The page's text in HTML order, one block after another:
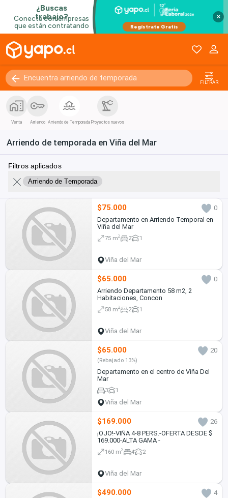
×
FILTRAR
Venta Arriendo Arriendo de Temporada Proyectos nuevos
Arriendo de temporada en Viña del Mar
Filtros aplicados
Arriendo de Temporada
$75.000
0
Departamento en Arriendo Temporal en
Viña del Mar
75 m2 2 1
Viña del Mar
$65.000
0
Arriendo Departamento 58 m2, 2
Habitaciones, Concon
58 m2 2 1
Viña del Mar
$65.000 20
(Rebajado 13%)
Departamento en el centro de Viña Del
Mar
3 1
Viña del Mar
$169.000
26
¡OJO!-VIÑA 4-8 PERS.-OFERTA DESDE $
169.000-ALTA GAMA -
160 m2 4 2
Viña del Mar
$490.000
4